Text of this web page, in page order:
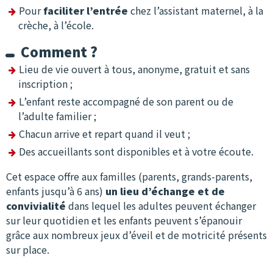
Pourfaciliter l’entrée chez l’assistant maternel, à la
crèche, à l’école.
Comment ?
Lieu de vie ouvert à tous, anonyme, gratuit et sans
inscription ;
L’enfant reste accompagné de son parent ou de
l’adulte familier ;
Chacun arrive et repart quand il veut ;
Des accueillants sont disponibles et à votre écoute.
Cet espace offre aux familles (parents, grands-parents,
enfants jusqu’à 6 ans) un lieu d’échange et de
convivialité dans lequel les adultes peuvent échanger
sur leur quotidien et les enfants peuvent s’épanouir
grâce aux nombreux jeux d’éveil et de motricité présents
sur place.